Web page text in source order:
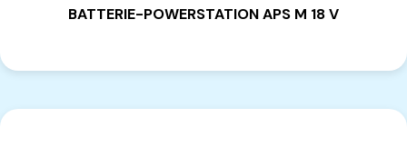
BATTERIE-POWERSTATION APS M 18 V